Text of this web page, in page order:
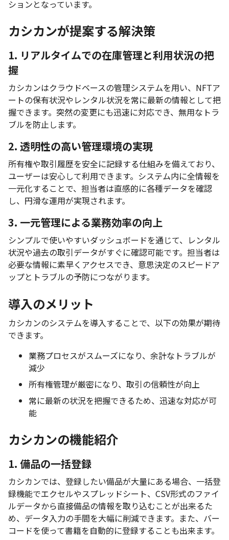
ションとなっています。
カシカンが提案する解決策
1. リアルタイムでの在庫管理と利用状況の把
握
カシカンはクラウドベースの管理システムを用い、NFTア
ートの保有状況やレンタル状況を常に最新の情報として把
握できます。突然の変更にも迅速に対応でき、無用なトラ
ブルを防止します。
2. 透明性の高い管理環境の実現
所有権や取引履歴を安全に記録する仕組みを備えており、
ユーザーは安心して利用できます。システム内に全情報を
一元化することで、担当者は直感的に各種データを確認
し、円滑な運用が実現されます。
3. 一元管理による業務効率の向上
シンプルで使いやすいダッシュボードを通じて、レンタル
状況や過去の取引データがすぐに確認可能です。担当者は
必要な情報に素早くアクセスでき、意思決定のスピードア
ップとトラブルの予防につながります。
導入のメリット
カシカンのシステムを導入することで、以下の効果が期待
できます。
業務プロセスがスムーズになり、余計なトラブルが
減少
所有権管理が厳密になり、取引の信頼性が向上
常に最新の状況を把握できるため、迅速な対応が可
能
カシカンの機能紹介
1. 備品の一括登録
カシカンでは、登録したい備品が大量にある場合、一括登
録機能でエクセルやスプレッドシート、CSV形式のファイ
ルデータから直接備品の情報を取り込むことが出来るた
め、データ入力の手間を大幅に削減できます。また、バー
コードを使って書籍を自動的に登録することも出来ます。